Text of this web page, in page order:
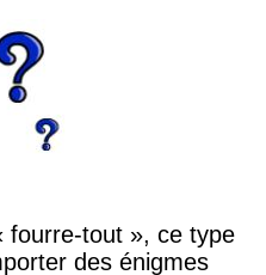
fourre-tout », ce type
des énigmes